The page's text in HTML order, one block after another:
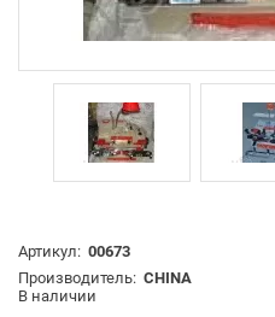
Артикул: 00673
Производитель: CHINA
В наличии